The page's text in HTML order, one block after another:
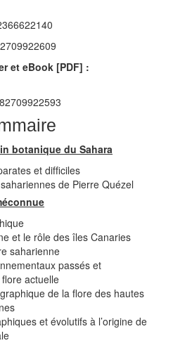
et eBook [PDF] :
botanique du Sahara
et difﬁciles
de Pierre Quézel
et le rôle des îles Canaries
saharienne
passés et
actuelle
de la ﬂore des hautes
et évolutifs à l’origine de